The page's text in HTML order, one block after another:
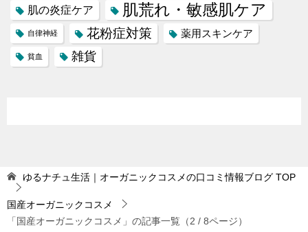
肌の炎症ケア 肌荒れ・敏感肌ケア
自律神経 花粉症対策 薬用スキンケア
貧血 雑貨
ゆるナチュ生活｜オーガニックコスメの口コミ情報ブログ TOP
国産オーガニックコスメ
「国産オーガニックコスメ」の記事一覧（2 / 8ページ）